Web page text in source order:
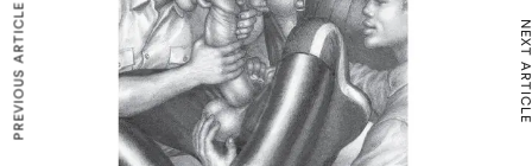
PREVIOUS ARTICLE NEXT ARTICLE